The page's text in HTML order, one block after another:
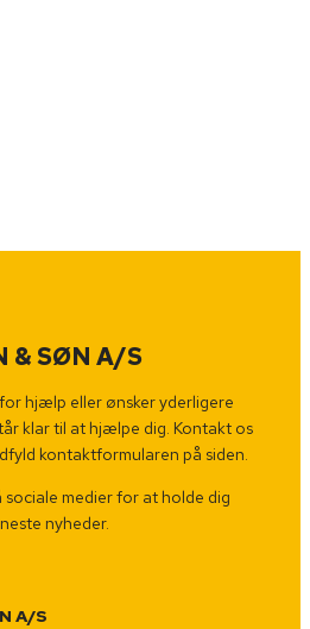
& SØN A/S
hjælp eller ønsker yderligere
klar til at hjælpe dig. Kontakt os
kontaktformularen på siden.
sociale medier for at holde dig
nyheder.
A/S